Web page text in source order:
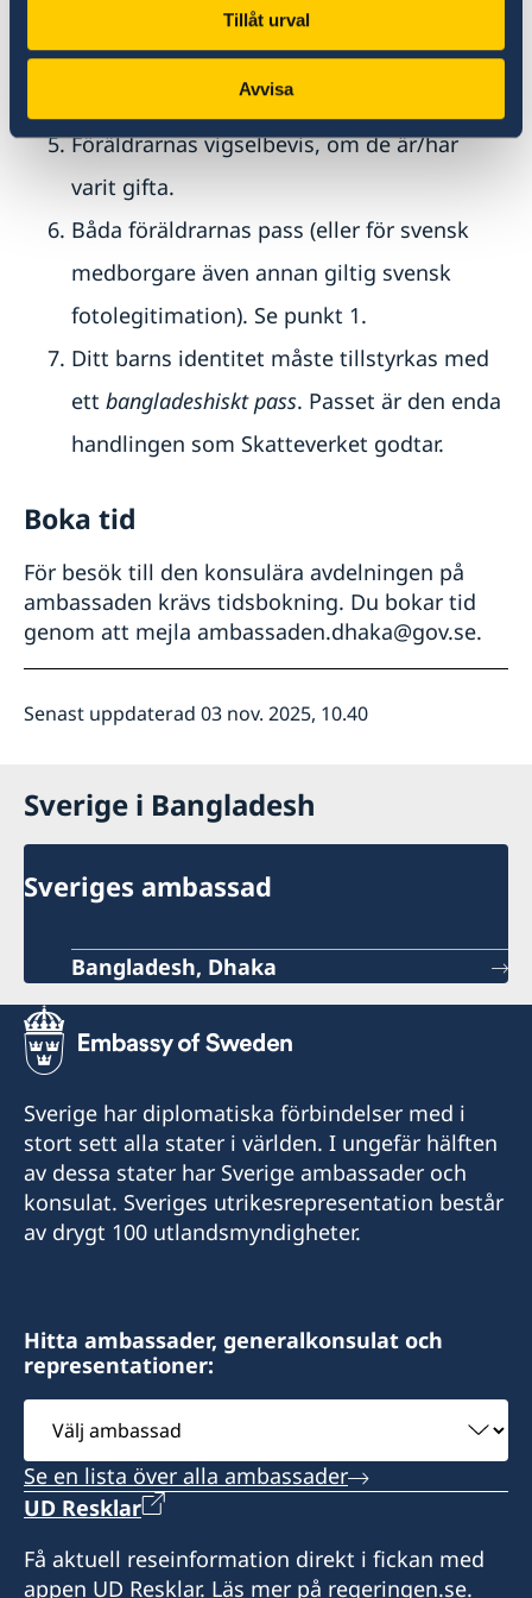
Tillåt urval
Avvisa
sjukhus, sjukhusets förlossningsjournal
"Discharge Summary"och"Birth Registration
Föräldrarnas vigselbevis, om de är/har
varit gifta.
Båda föräldrarnas pass (eller för svensk
medborgare även annan giltig svensk
fotolegitimation). Se punkt 1.
Ditt barns identitet måste tillstyrkas med
ett bangladeshiskt pass. Passet är den enda
handlingen som Skatteverket godtar.
Boka tid
För besök till den konsulära avdelningen på
ambassaden krävs tidsbokning. Du bokar tid
genom att mejla ambassaden.dhaka@gov.se.
Senast uppdaterad 03 nov. 2025, 10.40
Sverige i Bangladesh
Sveriges ambassad
Bangladesh, Dhaka
Sverige har diplomatiska förbindelser med i
stort sett alla stater i världen. I ungefär hälften
av dessa stater har Sverige ambassader och
konsulat. Sveriges utrikesrepresentation består
av drygt 100 utlandsmyndigheter.
Hitta ambassader, generalkonsulat och
representationer:
ambassad
Se en lista över alla ambassader
UD Resklar
Få aktuell reseinformation direkt i fickan med
appen UD Resklar. Läs mer på regeringen.se.